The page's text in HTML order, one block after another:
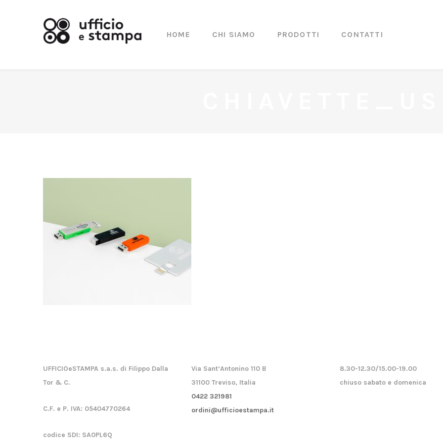
HOME CHI SIAMO PRODOTTI CONTATTI
UFFICIOeSTAMPA s.a.s. di Filippo Dalla
Tor & C.
C.F. e P. IVA: 05404770264
codice SDI: SA0PL6Q
Via Sant’Antonino 110 B
31100 Treviso, Italia
0422 321981
ordini@ufficioestampa.it
8.30-12.30/15.00-19.00
chiuso sabato e domenica